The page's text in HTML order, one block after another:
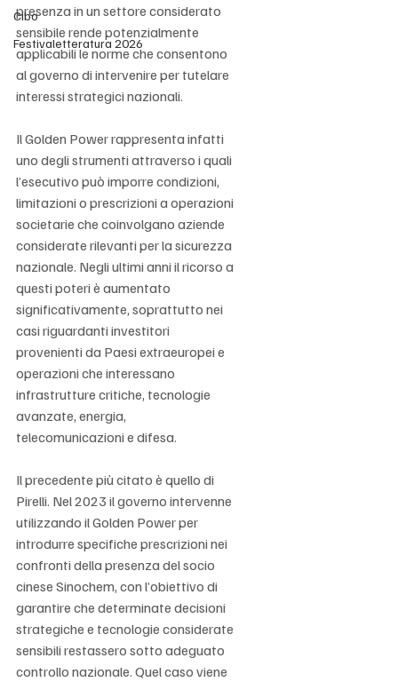
Cibo
Festivaletteratura 2026
presenza in un settore considerato
sensibile rende potenzialmente
applicabili le norme che consentono
al governo di intervenire per tutelare
interessi strategici nazionali.
Il Golden Power rappresenta infatti
uno degli strumenti attraverso i quali
l’esecutivo può imporre condizioni,
limitazioni o prescrizioni a operazioni
societarie che coinvolgano aziende
considerate rilevanti per la sicurezza
nazionale. Negli ultimi anni il ricorso a
questi poteri è aumentato
significativamente, soprattutto nei
casi riguardanti investitori
provenienti da Paesi extraeuropei e
operazioni che interessano
infrastrutture critiche, tecnologie
avanzate, energia,
telecomunicazioni e difesa.
Il precedente più citato è quello di
Pirelli. Nel 2023 il governo intervenne
utilizzando il Golden Power per
introdurre specifiche prescrizioni nei
confronti della presenza del socio
cinese Sinochem, con l’obiettivo di
garantire che determinate decisioni
strategiche e tecnologie considerate
sensibili restassero sotto adeguato
controllo nazionale. Quel caso viene